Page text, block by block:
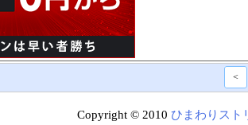
<
Copyright © 2010 ひまわりスト